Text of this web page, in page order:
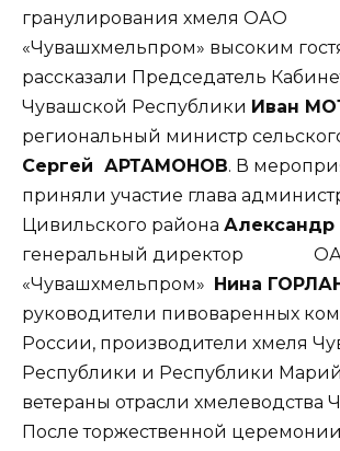
гранулирования хмеля ОАО
«Чувашхмельпром» высоким
рассказали Председатель
Чувашской Республики Иван
региональный министр
Сергей АРТАМОНОВ. В
приняли участие глава
Цивильского района
генеральный директор
«Чувашхмельпром» Нина
руководители пивоваренных
России, производители хмеля
Республики и Республики
ветераны отрасли хмелеводства
После торжественной церемонии